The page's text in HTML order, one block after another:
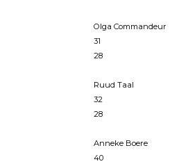
Olga Commandeur
31
28
Ruud Taal
32
28
Anneke Boere
40